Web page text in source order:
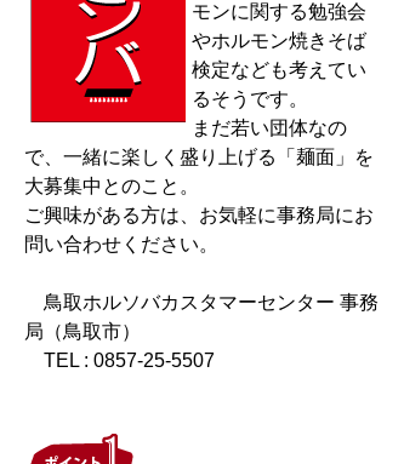
モンに関する勉強会
やホルモン焼きそば
検定なども考えてい
るそうです。
まだ若い団体なの
で、一緒に楽しく盛り上げる「麺面」を
大募集中とのこと。
ご興味がある方は、お気軽に事務局にお
問い合わせください。
鳥取ホルソバカスタマーセンター 事務
局（鳥取市）
TEL : 0857-25-5507